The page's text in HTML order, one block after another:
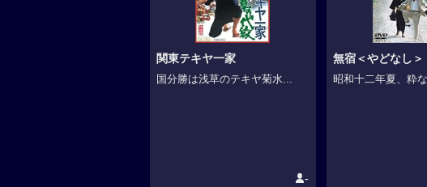
関東テキヤ一家
国分勝は浅草のテキヤ菊水...
-
無宿＜やどなし＞
昭和十二年夏、粋